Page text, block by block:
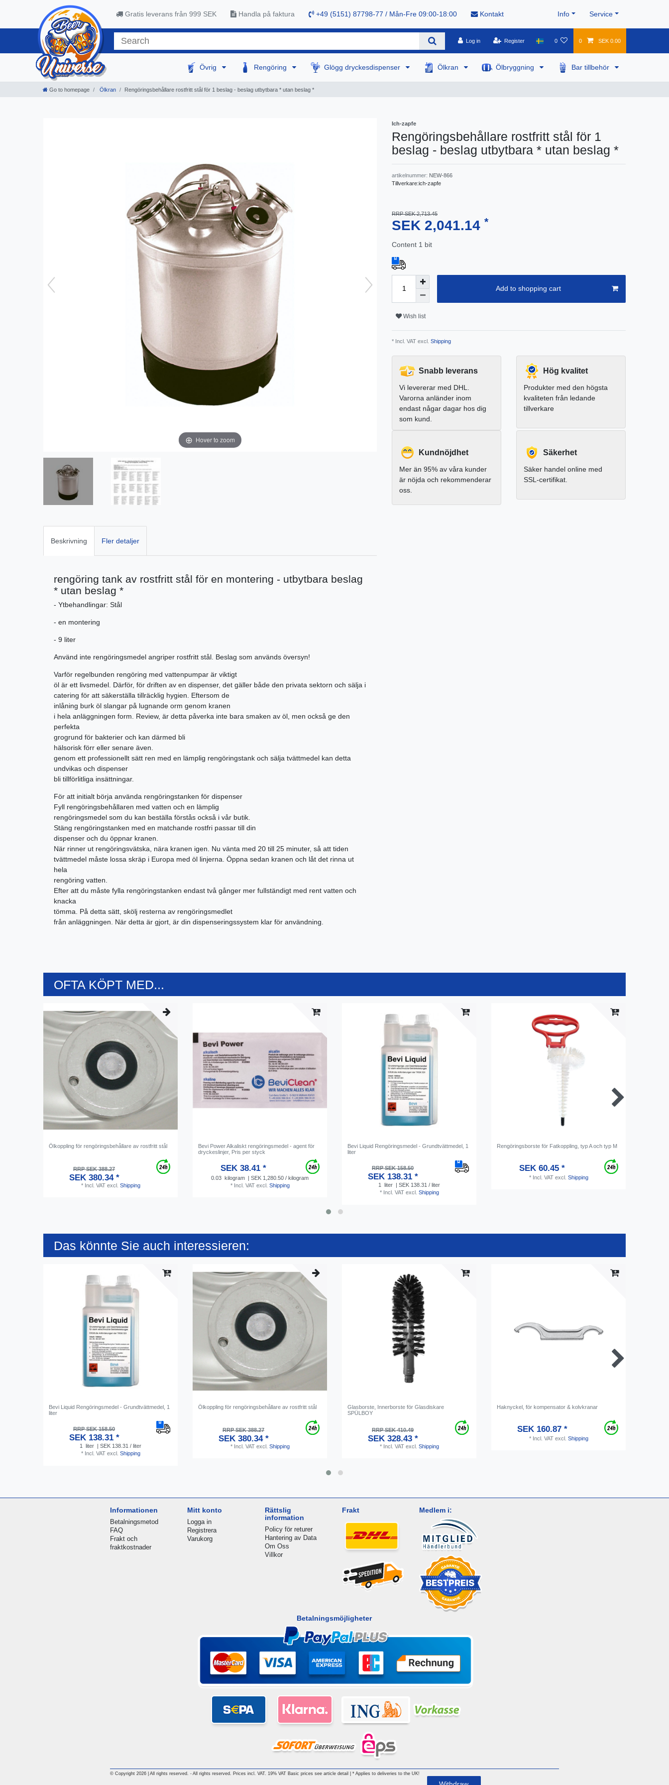
Gratis leverans från 999 SEK Handla på faktura +49 (5151) 87798-77 / Mån-Fre 09:00-18:00 Kontakt Info Service
Log in Register 0 0 SEK 0.00
Övrig Rengöring Glögg dryckesdispenser Ölkran Ölbryggning Bar tillbehör
Go to homepage Ölkran Rengöringsbehållare rostfritt stål för 1 beslag - beslag utbytbara * utan beslag *
Hover to zoom
Beskrivning Fler detaljer
rengöring tank av rostfritt stål för en montering - utbytbara beslag
* utan beslag *
- Ytbehandlingar: Stål
- en montering
- 9 liter
Använd inte rengöringsmedel angriper rostfritt stål. Beslag som används översyn!
Varför regelbunden rengöring med vattenpumpar är viktigt
öl är ett livsmedel. Därför, för driften av en dispenser, det gäller både den privata sektorn och sälja i
catering för att säkerställa tillräcklig hygien. Eftersom de
inlåning burk öl slangar på lugnande orm genom kranen
i hela anläggningen form. Review, är detta påverka inte bara smaken av öl, men också ge den
perfekta
grogrund för bakterier och kan därmed bli
hälsorisk förr eller senare även.
genom ett professionellt sätt ren med en lämplig rengöringstank och sälja tvättmedel kan detta
undvikas och dispenser
bli tillförlitliga insättningar.
För att initialt börja använda rengöringstanken för dispenser
Fyll rengöringsbehållaren med vatten och en lämplig
rengöringsmedel som du kan beställa förstås också i vår butik.
Stäng rengöringstanken med en matchande rostfri passar till din
dispenser och du öppnar kranen.
När rinner ut rengöringsvätska, nära kranen igen. Nu vänta med 20 till 25 minuter, så att tiden
tvättmedel måste lossa skräp i Europa med öl linjerna. Öppna sedan kranen och låt det rinna ut
hela
rengöring vatten.
Efter att du måste fylla rengöringstanken endast två gånger mer fullständigt med rent vatten och
knacka
tömma. På detta sätt, skölj resterna av rengöringsmedlet
från anläggningen. När detta är gjort, är din dispenseringssystem klar för användning.
Ich-zapfe
Rengöringsbehållare rostfritt stål för 1
beslag - beslag utbytbara * utan beslag *
artikelnummer: NEW-866
Tillverkare:ich-zapfe
RRP SEK 2,713.45
SEK 2,041.14 *
Content 1 bit
Add to shopping cart
Wish list
* Incl. VAT excl. Shipping
Snabb leverans
Vi levererar med DHL.
Varorna anländer inom
endast någar dagar hos dig
som kund.
Hög kvalitet
Produkter med den högsta
kvaliteten från ledande
tillverkare
Kundnöjdhet
Mer än 95% av våra kunder
är nöjda och rekommenderar
oss.
Säkerhet
Säker handel online med
SSL-certifikat.
OFTA KÖPT MED...
Ölkoppling för rengöringsbehållare av rostfritt stål
RRP SEK 388.27
SEK 380.34 *
* Incl. VATexcl. Shipping
Bevi Power Alkaliskt rengöringsmedel - agent för
dryckeslinjer, Pris per styck
SEK 38.41 *
0.03 kilogram | SEK 1,280.50 / kilogram
* Incl. VATexcl. Shipping
Bevi Liquid Rengöringsmedel - Grundtvättmedel, 1
liter
RRP SEK 158.50
SEK 138.31 *
1 liter | SEK 138.31 / liter
* Incl. VATexcl. Shipping
Rengöringsborste för Fatkoppling, typ A och typ M
SEK 60.45 *
* Incl. VATexcl. Shipping
Das könnte Sie auch interessieren:
Bevi Liquid Rengöringsmedel - Grundtvättmedel, 1
liter
RRP SEK 158.50
SEK 138.31 *
1 liter | SEK 138.31 / liter
* Incl. VATexcl. Shipping
Ölkoppling för rengöringsbehållare av rostfritt stål
RRP SEK 388.27
SEK 380.34 *
* Incl. VATexcl. Shipping
Glasborste, Innerborste för Glasdiskare
SPÜLBOY
RRP SEK 410.49
SEK 328.43 *
* Incl. VATexcl. Shipping
Haknyckel, för kompensator & kolvkranar
SEK 160.87 *
* Incl. VATexcl. Shipping
Informationen
Betalningsmetod
FAQ
Frakt och
fraktkostnader
Mitt konto
Logga in
Registrera
Varukorg
Rättslig
information
Policy för returer
Hantering av Data
Om Oss
Villkor
Frakt Medlem i:
Betalningsmöjligheter
© Copyright 2026 | All rights reserved. - All rights reserved. Prices incl. VAT. 19% VAT Basic prices see article detail | * Applies to deliveries to the UK!